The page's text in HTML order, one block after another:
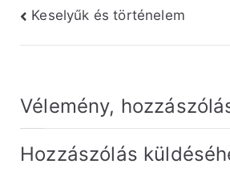
Bejegyzés
navigáció
Keselyűk és történelem
Vélemény,
Hozzászólás